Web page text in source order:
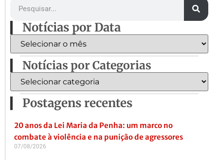
Notícias por Data
Notícias por Categorias
Postagens recentes
20 anos da Lei Maria da Penha: um marco no
combate à violência e na punição de agressores
07/08/2026